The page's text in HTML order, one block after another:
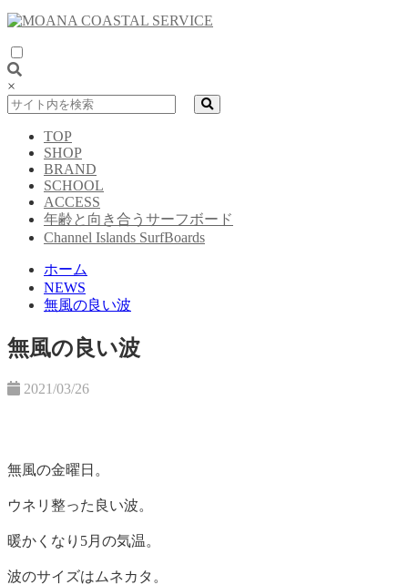
×
TOP
SHOP
BRAND
SCHOOL
ACCESS
年齢と向き合うサーフボード
Channel Islands SurfBoards
ホーム
NEWS
無風の良い波
無風の良い波
2021/03/26
無風の金曜日。
ウネリ整った良い波。
暖かくなり5月の気温。
波のサイズはムネカタ。